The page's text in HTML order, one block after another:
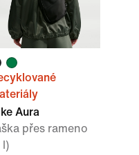
Aura
přes rameno
l)